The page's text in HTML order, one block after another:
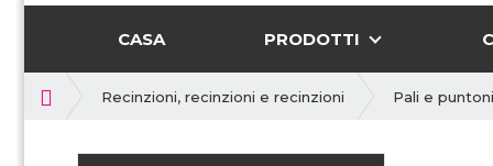
CASA PRODOTTI
Recinzioni, recinzioni e recinzioni Pali e